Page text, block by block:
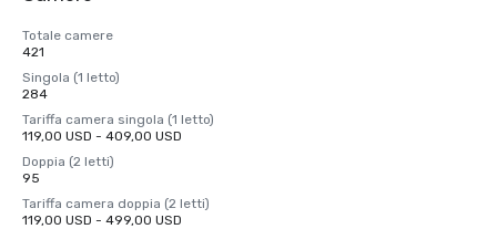
Totale camere
421
Singola (1 letto)
284
Tariffa camera singola (1 letto)
119,00 USD - 409,00 USD
Doppia (2 letti)
95
Tariffa camera doppia (2 letti)
119,00 USD - 499,00 USD